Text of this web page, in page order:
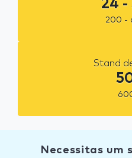
24 -
200 -
Stand
Necessitas um